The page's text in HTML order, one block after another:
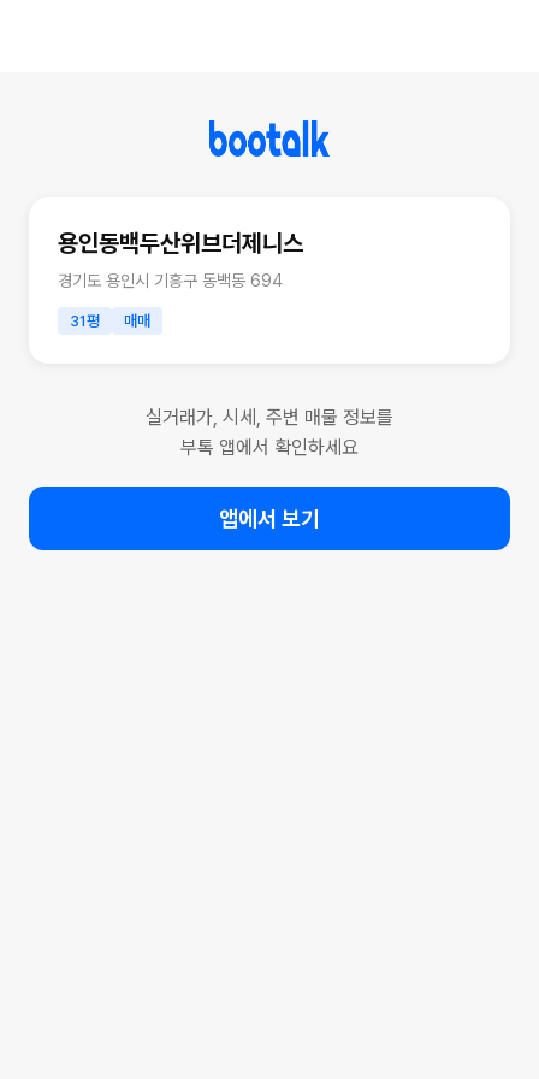
용인동백두산위브더제니스
경기도 용인시 기흥구 동백동 694
31평 매매
실거래가, 시세, 주변 매물 정보를
부톡 앱에서 확인하세요
앱에서 보기